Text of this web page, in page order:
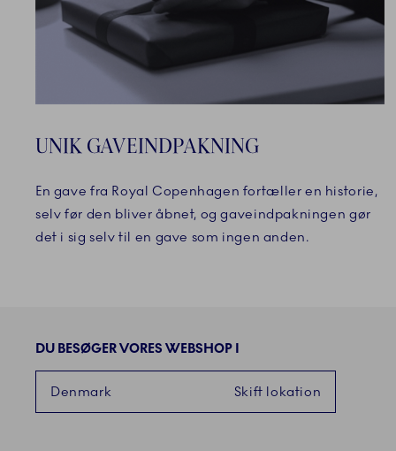
UNIK GAVEINDPAKNING
En gave fra Royal Copenhagen fortæller en historie,
selv før den bliver åbnet, og gaveindpakningen gør
det i sig selv til en gave som ingen anden.
DU BESØGER VORES WEBSHOP I
Denmark Skift lokation